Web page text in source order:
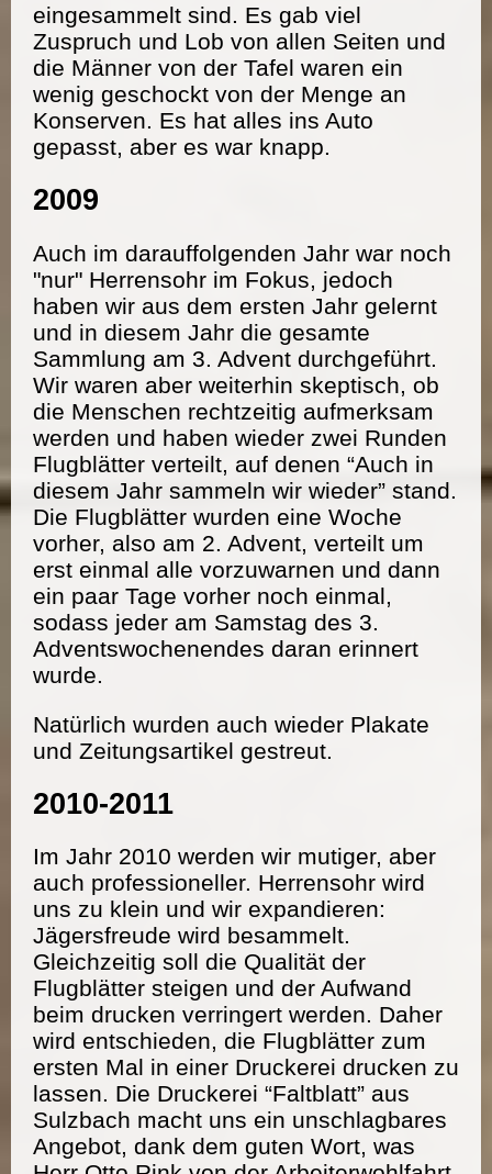
eingesammelt sind. Es gab viel
Zuspruch und Lob von allen Seiten und
die Männer von der Tafel waren ein
wenig geschockt von der Menge an
Konserven. Es hat alles ins Auto
gepasst, aber es war knapp.
2009
Auch im darauffolgenden Jahr war noch
"nur" Herrensohr im Fokus, jedoch
haben wir aus dem ersten Jahr gelernt
und in diesem Jahr die gesamte
Sammlung am 3. Advent durchgeführt.
Wir waren aber weiterhin skeptisch, ob
die Menschen rechtzeitig aufmerksam
werden und haben wieder zwei Runden
Flugblätter verteilt, auf denen “Auch in
diesem Jahr sammeln wir wieder” stand.
Die Flugblätter wurden eine Woche
vorher, also am 2. Advent, verteilt um
erst einmal alle vorzuwarnen und dann
ein paar Tage vorher noch einmal,
sodass jeder am Samstag des 3.
Adventswochenendes daran erinnert
wurde.
Natürlich wurden auch wieder Plakate
und Zeitungsartikel gestreut.
2010-2011
Im Jahr 2010 werden wir mutiger, aber
auch professioneller. Herrensohr wird
uns zu klein und wir expandieren:
Jägersfreude wird besammelt.
Gleichzeitig soll die Qualität der
Flugblätter steigen und der Aufwand
beim drucken verringert werden. Daher
wird entschieden, die Flugblätter zum
ersten Mal in einer Druckerei drucken zu
lassen. Die Druckerei “Faltblatt” aus
Sulzbach macht uns ein unschlagbares
Angebot, dank dem guten Wort, was